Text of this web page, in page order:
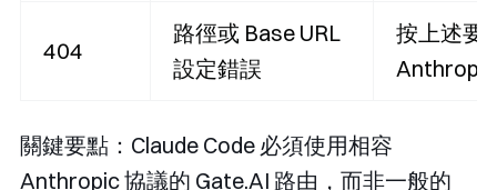
404
路徑或 Base URL
設定錯誤
按上述要
關鍵要點：Claude Code 必須使用相容
Anthropic 協議的 Gate.AI 路由，而非一般的